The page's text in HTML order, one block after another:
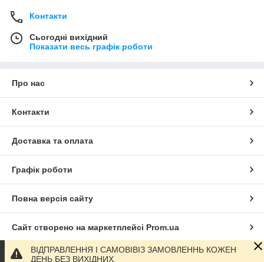
Контакти
Сьогодні вихідний
Показати весь графік роботи
Про нас
Контакти
Доставка та оплата
Графік роботи
Повна версія сайту
Сайт створено на маркетплейсі Prom.ua
Політика конфіденційності
ВІДПРАВЛЕННЯ І САМОВІВІЗ ЗАМОВЛЕННЬ КОЖЕН
ДЕНЬ БЕЗ ВИХІДНИХ.